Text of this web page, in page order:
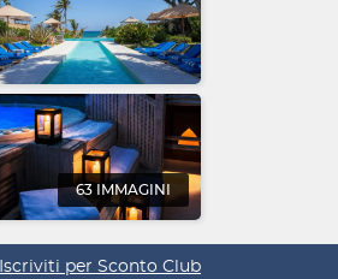
63 IMMAGINI
Iscriviti per Sconto Club